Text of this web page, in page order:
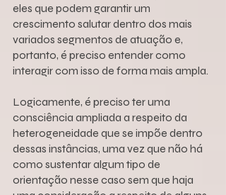
eles que podem garantir um
crescimento salutar dentro dos mais
variados segmentos de atuação e,
portanto, é preciso entender como
interagir com isso de forma mais ampla.
Logicamente, é preciso ter uma
consciência ampliada a respeito da
heterogeneidade que se impõe dentro
dessas instâncias, uma vez que não há
como sustentar algum tipo de
orientação nesse caso sem que haja